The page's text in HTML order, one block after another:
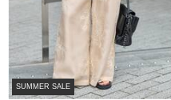
SUMMER SALE